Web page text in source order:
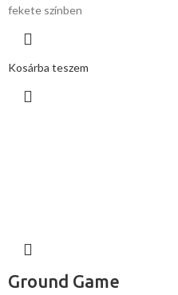
fekete színben
Kosárba teszem
Ground Game